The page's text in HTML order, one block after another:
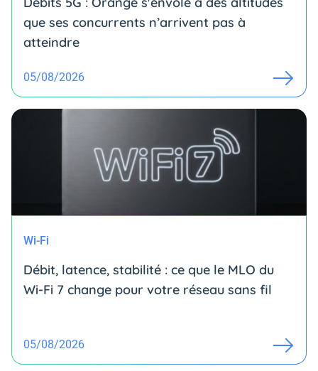
que ses concurrents n’arrivent pas à
atteindre
05/08/2026
Wi-Fi
Débit, latence, stabilité : ce que le MLO du
Wi-Fi 7 change pour votre réseau sans fil
05/08/2026